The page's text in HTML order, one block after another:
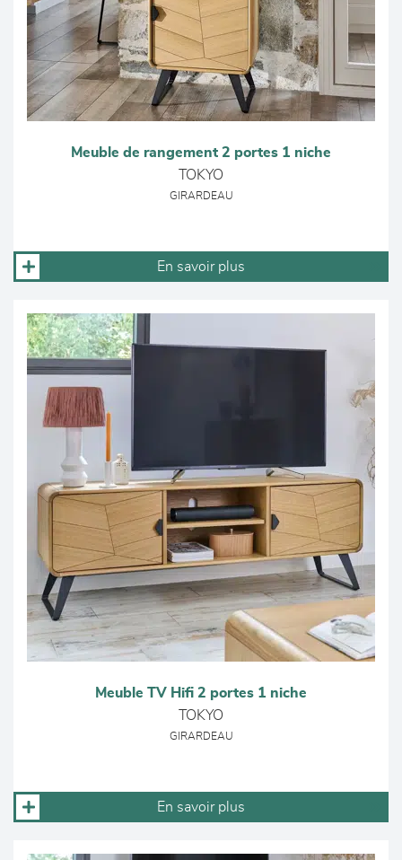
Meuble de rangement 2 portes 1 niche
TOKYO
GIRARDEAU
En savoir plus
Meuble TV Hifi 2 portes 1 niche
TOKYO
GIRARDEAU
En savoir plus